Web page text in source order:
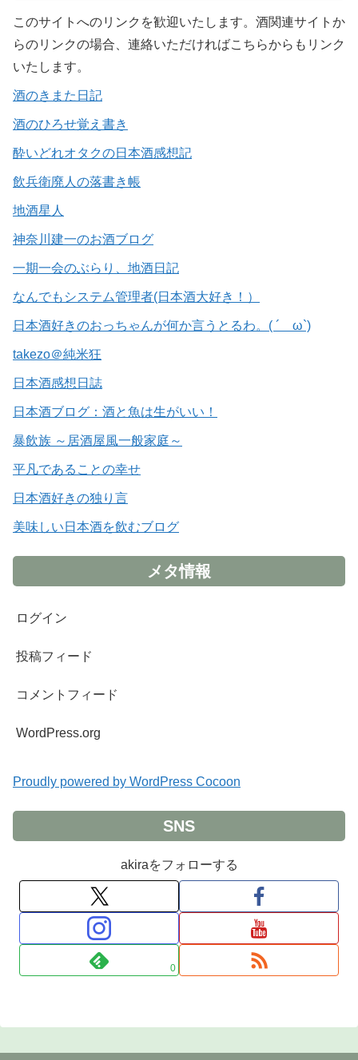
このサイトへのリンクを歓迎いたします。酒関連サイトか
らのリンクの場合、連絡いただければこちらからもリンク
いたします。
酒のきまた日記
酒のひろせ覚え書き
酔いどれオタクの日本酒感想記
飲兵衛廃人の落書き帳
地酒星人
神奈川建一のお酒ブログ
一期一会のぶらり、地酒日記
なんでもシステム管理者(日本酒大好き！）
日本酒好きのおっちゃんが何か言うとるわ。( ´ ω`)
takezo＠純米狂
日本酒感想日誌
日本酒ブログ：酒と魚は生がいい！
暴飲族 ～居酒屋風一般家庭～
平凡であることの幸せ
日本酒好きの独り言
美味しい日本酒を飲むブログ
メタ情報
ログイン
投稿フィード
コメントフィード
WordPress.org
Proudly powered by WordPress Cocoon
SNS
akiraをフォローする
0